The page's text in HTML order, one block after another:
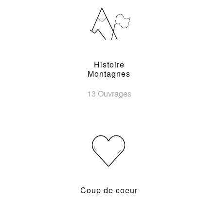
Histoire
Montagnes
13 Ouvrages
Coup de coeur